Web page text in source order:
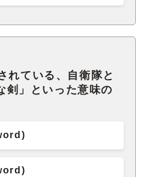
れている、自衛隊と
剣」といった意味の